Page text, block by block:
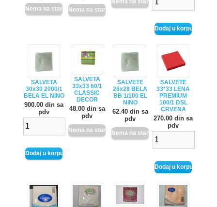
SALVETA
30x30 2000/1
BELA EL NINO
900.00 din sa
pdv
SALVETA
33x33 60/1
CLASSIC
DECOR
48.00 din sa
pdv
SALVETE
28x28 BELA
BB 1/100 EL
NINO
62.40 din sa
pdv
SALVETE
33*33 LENA
PREMIUM
100/1 DSL
CRVENA
270.00 din sa
pdv